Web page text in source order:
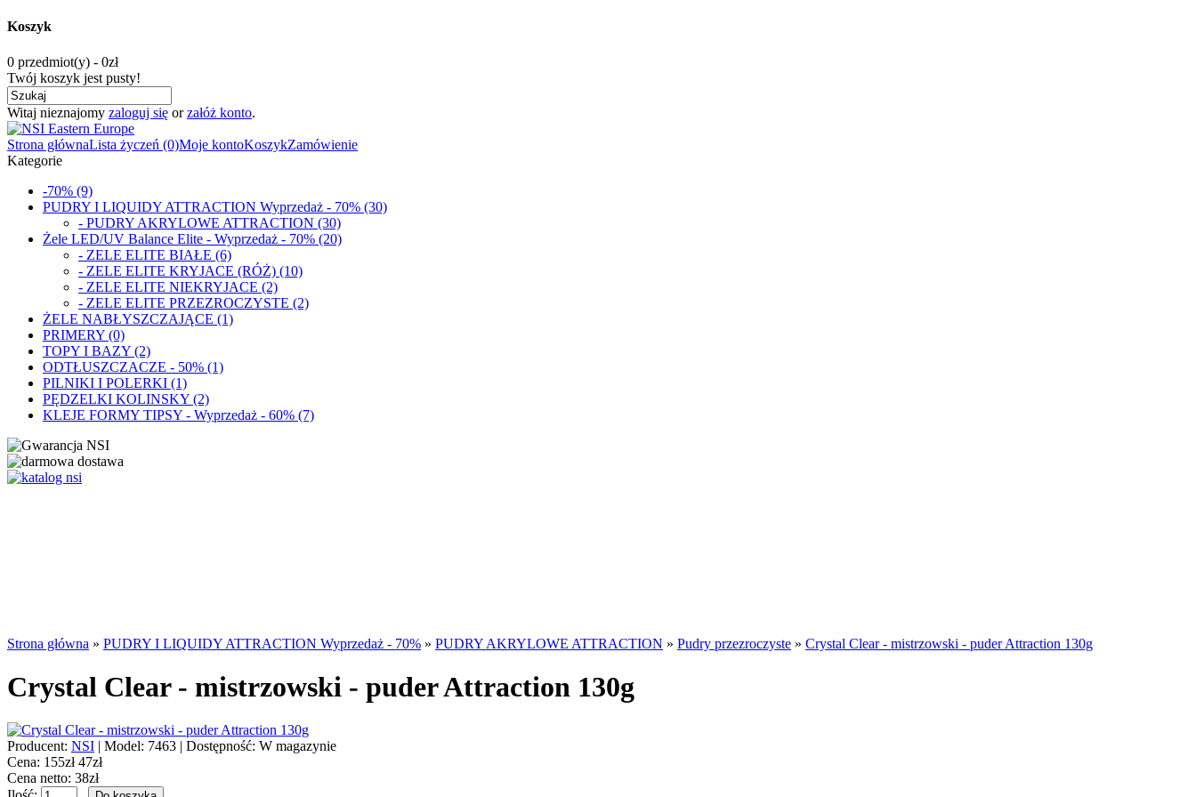
Koszyk
0 przedmiot(y) - 0zł
Twój koszyk jest pusty!
Witaj nieznajomy zaloguj się orzałóż konto.
Strona głównaLista życzeń (0)Moje kontoKoszykZamówienie
Kategorie
-70% (9)
PUDRY I LIQUIDY ATTRACTION Wyprzedaż - 70% (30)
- PUDRY AKRYLOWE ATTRACTION (30)
Żele LED/UV Balance Elite - Wyprzedaż - 70% (20)
- ZELE ELITE BIAŁE (6)
- ZELE ELITE KRYJACE (RÓŻ) (10)
- ZELE ELITE NIEKRYJACE (2)
- ZELE ELITE PRZEZROCZYSTE (2)
ŻELE NABŁYSZCZAJĄCE (1)
PRIMERY (0)
TOPY I BAZY (2)
ODTŁUSZCZACZE - 50% (1)
PILNIKI I POLERKI (1)
PĘDZELKI KOLINSKY (2)
KLEJE FORMY TIPSY - Wyprzedaż - 60% (7)
Strona główna » PUDRY I LIQUIDY ATTRACTION Wyprzedaż - 70% » PUDRY AKRYLOWE ATTRACTION » Pudry przezroczyste » Crystal Clear - mistrzowski - puder Attraction 130g
Crystal Clear - mistrzowski - puder Attraction 130g
Producent: NSI | Model: 7463 | Dostępność: W magazynie
Cena: 155zł 47zł
Cena netto: 38zł